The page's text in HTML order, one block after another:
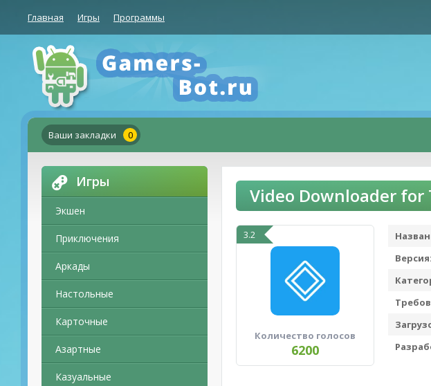
Главная Игры Программы
Ваши закладки 0
Игры
Экшен
Приключения
Аркады
Настольные
Карточные
Азартные
Казуальные
Video Downloader
3.2
Количество голосов
6200
Версия: